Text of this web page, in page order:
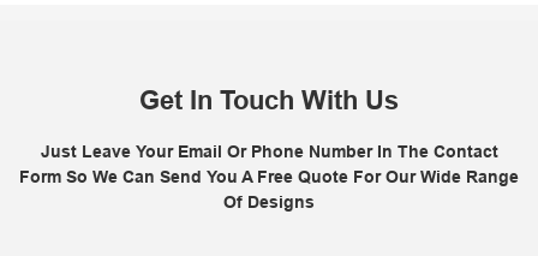
Get In Touch With Us
Just Leave Your Email Or Phone Number In The Contact
Form So We Can Send You A Free Quote For Our Wide Range
Of Designs